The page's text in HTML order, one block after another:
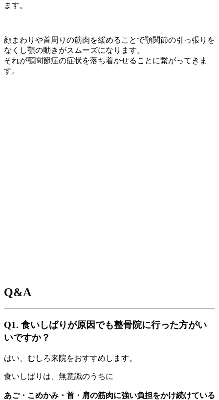
ます。
顔まわりや首周りの筋肉を緩めることで顎関節の引っ張りを
なくし顎の動きがスムーズになります。
それが顎関節症の症状を落ち着かせることに繋がってきま
す。
Q&A
Q1. 食いしばりが原因でも整骨院に行った方がい
いですか？
はい、むしろ来院をおすすめします。
食いしばりは、無意識のうちに
あご・こめかみ・首・肩の筋肉に強い負担をかけ続けている